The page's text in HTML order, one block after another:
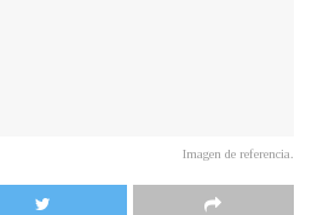
Imagen de referencia.